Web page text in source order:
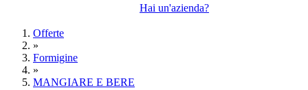
Hai un'azienda?
Offerte
»
Formigine
»
MANGIARE E BERE